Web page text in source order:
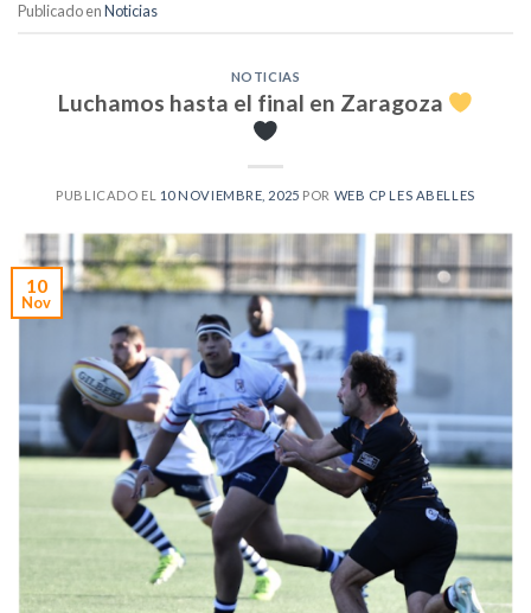
Publicado enNoticias
NOTICIAS
Luchamos hasta el final en Zaragoza
PUBLICADO EL 10 NOVIEMBRE, 2025 POR WEB CP LES ABELLES
10
Nov